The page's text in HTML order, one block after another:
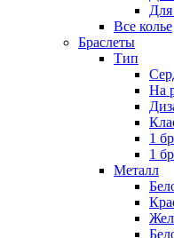
Все колье
Браслеты
Тип
На
1
1
Металл